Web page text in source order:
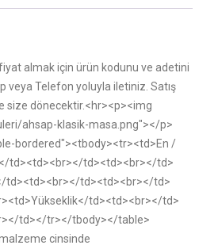
almak için ürün kodunu ve adetini
veya Telefon yoluyla iletiniz. Satış
size dönecektir.<hr><p><img
ahsap-klasik-masa.png"></p>
bordered"><tbody><tr><td>En /
td><td><br></td><td><br></td>
td><td><br></td><td><br></td>
td><td><br></td>
td></tr></tbody></table>
cinsinde